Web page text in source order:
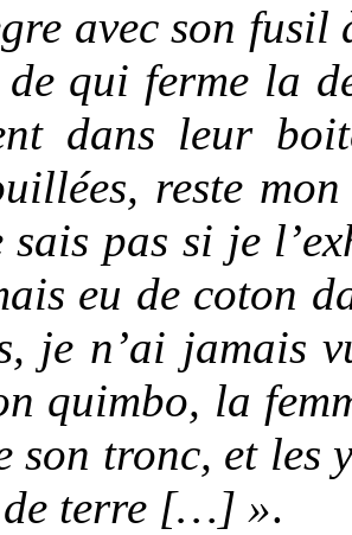
avec son fusil
qui ferme la
dans leur
reste
sais pas si je
eu de coton
je n’ai jamais
quimbo, la
son tronc, et les
de terre […] ».